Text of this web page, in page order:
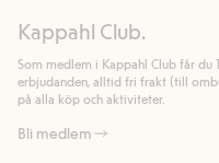
handlar för.
Läs mer
allmänna villkor.
Läs mer
Kappahl Club.
Som medlem i Kappahl Club får
erbjudanden, alltid fri frakt (till
på alla köp och aktiviteter.
Bli medlem